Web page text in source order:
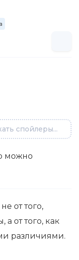
спойлеры...
можно
от того,
от того, как
различиями.